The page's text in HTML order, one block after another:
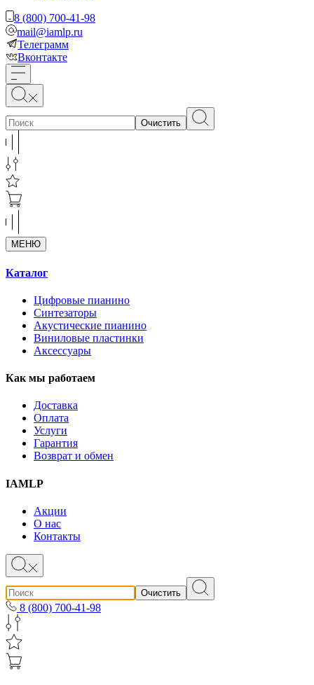
8 (800) 700-41-98
mail@iamlp.ru
Телеграмм
Вконтакте
Очистить
МЕНЮ
Каталог
Цифровые пианино
Синтезаторы
Акустические пианино
Виниловые пластинки
Аксессуары
Как мы работаем
Доставка
Оплата
Услуги
Гарантия
Возврат и обмен
IAMLP
Акции
О нас
Контакты
Очистить
8 (800) 700-41-98